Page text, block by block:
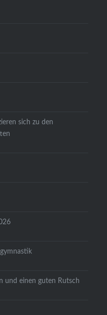
sich zu den
und einen guten Rutsch